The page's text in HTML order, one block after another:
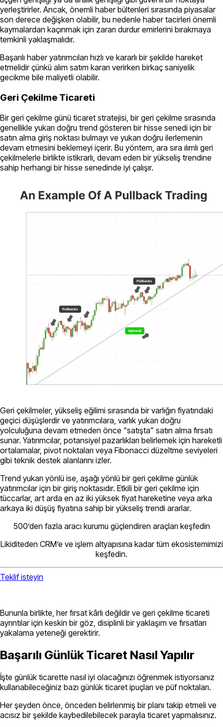
yerleştirirler. Ancak, önemli haber bültenleri sırasında piyasalar
son derece değişken olabilir, bu nedenle haber tacirleri önemli
kaymalardan kaçınmak için zararı durdur emirlerini bırakmaya
temkinli yaklaşmalıdır.
Başarılı haber yatırımcıları hızlı ve kararlı bir şekilde hareket
etmelidir çünkü alım satım kararı verirken birkaç saniyelik
gecikme bile maliyetli olabilir.
Geri Çekilme Ticareti
Bir geri çekilme günü ticaret stratejisi, bir geri çekilme sırasında
genellikle yukarı doğru trend gösteren bir hisse senedi için bir
satın alma giriş noktası bulmayı ve yukarı doğru ilerlemenin
devam etmesini beklemeyi içerir. Bu yöntem, ara sıra ılımlı geri
çekilmelerle birlikte istikrarlı, devam eden bir yükseliş trendine
sahip herhangi bir hisse senedinde iyi çalışır.
Geri çekilmeler, yükseliş eğilimi sırasında bir varlığın fiyatındaki
geçici düşüşlerdir ve yatırımcılara, varlık yukarı doğru
yolculuğuna devam etmeden önce “satışta” satın alma fırsatı
sunar. Yatırımcılar, potansiyel pazarlıkları belirlemek için hareketli
ortalamalar, pivot noktaları veya Fibonacci düzeltme seviyeleri
gibi teknik destek alanlarını izler.
Trend yukarı yönlü ise, aşağı yönlü bir geri çekilme günlük
yatırımcılar için bir giriş noktasıdır. Etkili bir geri çekilme için
tüccarlar, art arda en az iki yüksek fiyat hareketine veya arka
arkaya iki düşüş fiyatına sahip bir yükseliş trendi ararlar.
500’den fazla aracı kurumu güçlendiren araçları keşfedin
Likiditeden CRM’e ve işlem altyapısına kadar tüm ekosistemimizi
keşfedin.
Teklif isteyin
Bununla birlikte, her fırsat kârlı değildir ve geri çekilme ticareti
ayrıntılar için keskin bir göz, disiplinli bir yaklaşım ve fırsatları
yakalama yeteneği gerektirir.
Başarılı Günlük Ticaret Nasıl Yapılır
İşte günlük ticarette nasıl iyi olacağınızı öğrenmek istiyorsanız
kullanabileceğiniz bazı günlük ticaret ipuçları ve püf noktaları.
Her şeyden önce, önceden belirlenmiş bir planı takip etmeli ve
acısız bir şekilde kaybedilebilecek parayla ticaret yapmalısınız.